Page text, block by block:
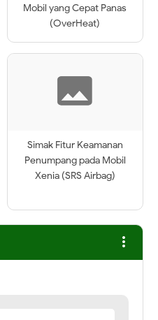
Mobil yang Cepat Panas
(OverHeat)
Simak Fitur Keamanan
Penumpang pada Mobil
Xenia (SRS Airbag)
more_vert